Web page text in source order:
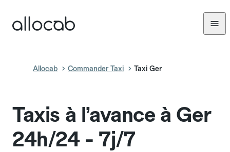
Allocab Commander Taxi Taxi Ger
Taxis à l’avance à Ger
24h/24 - 7j/7